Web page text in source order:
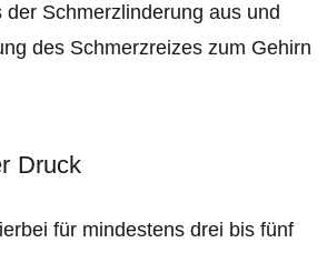
Schmerzlinderung aus und
des Schmerzreizes zum Gehirn
Druck
für mindestens drei bis fünf